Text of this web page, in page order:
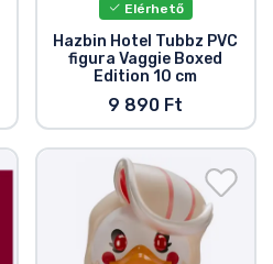
Elérhető
Hazbin Hotel Tubbz PVC
figura Vaggie Boxed
Edition 10 cm
9 890 Ft